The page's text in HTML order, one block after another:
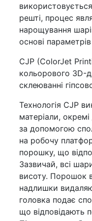
решті, процес
нарощування
основі
CJP (ColorJet
кольорового 3D-
склеюванні
Технологія CJP
матеріали,
за допомогою
на робочу
порошку, що
Зазвичай, всі
висоту. Порошок
надлишки
головка подає
що відповідають